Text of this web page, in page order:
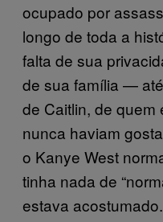
ocupado por
longo de toda a
falta de sua
de sua família —
de Caitlin, de quem
nunca haviam
o Kanye West
tinha nada de
estava acostumado.